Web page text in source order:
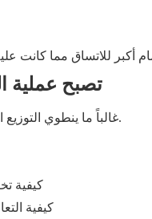
تصبح عملية
غالباً ما ينطوي التوزيع الأول على بعض عدم اليقين.
كيفية
كيفية